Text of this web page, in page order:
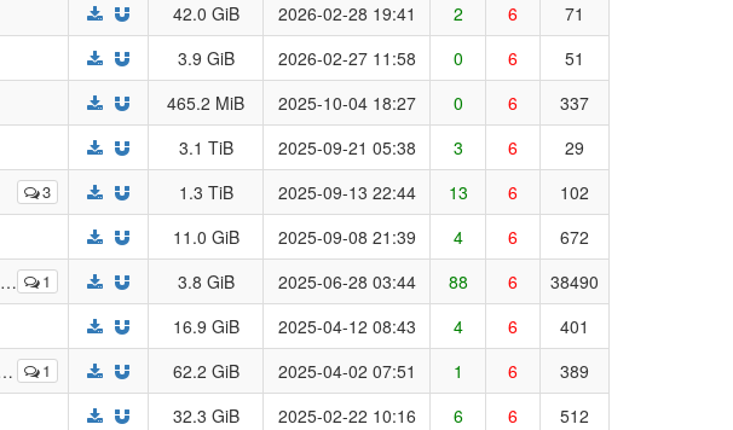
42.0 GiB 2026-02-28 19:41 2 6
71
3.9 GiB 2026-02-27 11:58 0 6
51
465.2 MiB 2025-10-04 18:27 0 6
337
3.1 TiB 2025-09-21 05:38 3 6 29
3 1.3 TiB 2025-09-13 22:44 13 6
102
11.0 GiB 2025-09-08 21:39 4 6 672
1 3.8 GiB 2025-06-28 03:44 88 6
38490
16.9 GiB 2025-04-12 08:43 4 6 401
1 62.2 GiB 2025-04-02 07:51 1 6
389
32.3 GiB 2025-02-22 10:16 6 6
512